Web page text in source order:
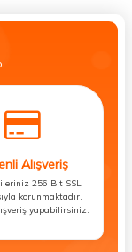
Alışveriş
256 Bit SSL
korunmaktadır.
yapabilirsiniz.